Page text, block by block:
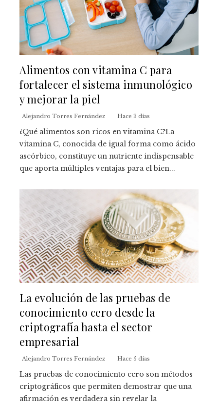
Alimentos con vitamina C para
fortalecer el sistema inmunológico
y mejorar la piel
Alejandro Torres Fernández Hace 3 días
¿Qué alimentos son ricos en vitamina C?La
vitamina C, conocida de igual forma como ácido
ascórbico, constituye un nutriente indispensable
que aporta múltiples ventajas para el bien...
La evolución de las pruebas de
conocimiento cero desde la
criptografía hasta el sector
empresarial
Alejandro Torres Fernández Hace 5 días
Las pruebas de conocimiento cero son métodos
criptográficos que permiten demostrar que una
afirmación es verdadera sin revelar la